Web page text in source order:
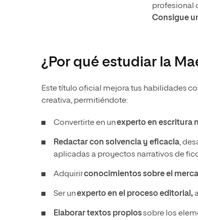
profesional
Consigue
¿Por qué estudiar la
Este título oficial mejora tus habilidades
creativa, permitiéndote:
Convertirte en unexperto en escritura
Redactar con solvencia y eficacia,
aplicadas a proyectos narrativos de
Adquirirconocimientos sobre el
Ser unexperto en el proceso editorial,
Elaborar textos propiossobre los